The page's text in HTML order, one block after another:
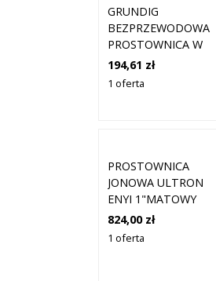
GRUNDIG
BEZPRZEWODOWA
PROSTOWNICA W
KOLORZE
FIOLETOWYM
194,61 zł
1 oferta
PROSTOWNICA
JONOWA ULTRON
ENYI 1"MATOWY
CZARNY
824,00 zł
1 oferta